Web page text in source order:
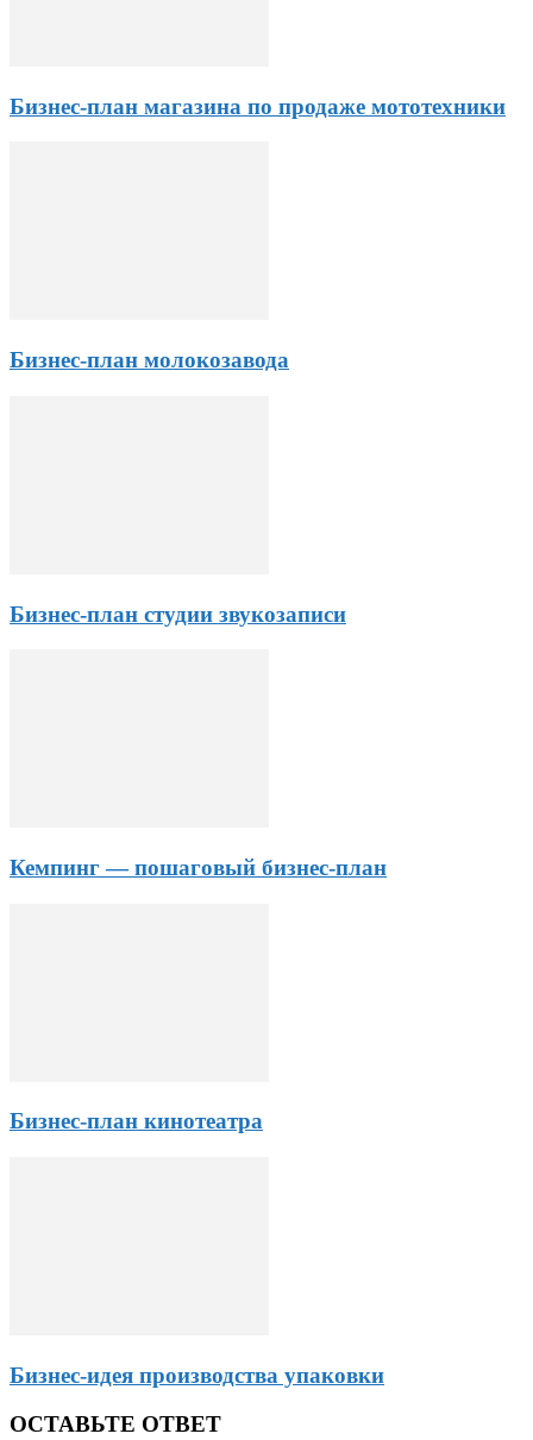
Бизнес-план магазина по продаже мототехники
Бизнес-план молокозавода
Бизнес-план студии звукозаписи
Кемпинг — пошаговый бизнес-план
Бизнес-план кинотеатра
Бизнес-идея производства упаковки
ОСТАВЬТЕ ОТВЕТ